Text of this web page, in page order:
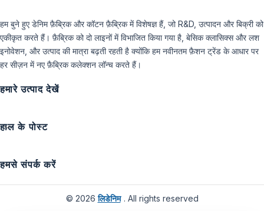
हम बुने हुए डेनिम फ़ैब्रिक और कॉटन फ़ैब्रिक में विशेषज्ञ हैं, जो R&D, उत्पादन और बिक्री को
एकीकृत करते हैं। फ़ैब्रिक को दो लाइनों में विभाजित किया गया है, बेसिक क्लासिक्स और लश
इनोवेशन, और उत्पाद की मात्रा बढ़ती रहती है क्योंकि हम नवीनतम फ़ैशन ट्रेंड के आधार पर
हर सीज़न में नए फ़ैब्रिक कलेक्शन लॉन्च करते हैं।
हमारे उत्पाद देखें
हाल के पोस्ट
हमसे संपर्क करें
© 2026लिडेनिम . All rights reserved